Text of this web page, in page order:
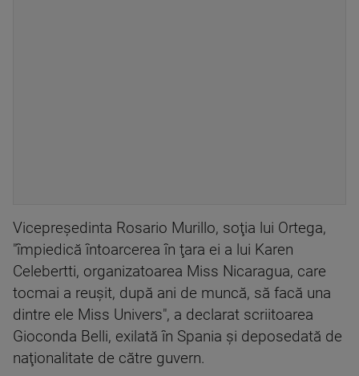
Vicepreşedinta Rosario Murillo, soţia lui Ortega,
"împiedică întoarcerea în ţara ei a lui Karen
Celebertti, organizatoarea Miss Nicaragua, care
tocmai a reuşit, după ani de muncă, să facă una
dintre ele Miss Univers", a declarat scriitoarea
Gioconda Belli, exilată în Spania şi deposedată de
naţionalitate de către guvern.